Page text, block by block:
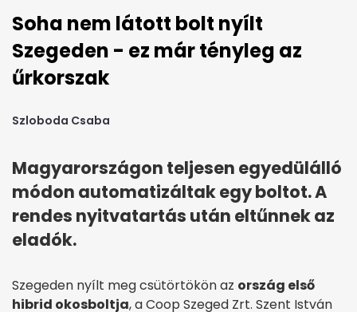
Soha nem látott bolt nyílt
Szegeden - ez már tényleg az
űrkorszak
Szloboda Csaba
Magyarországon teljesen egyedülálló
módon automatizáltak egy boltot. A
rendes nyitvatartás után eltűnnek az
eladók.
Szegeden nyílt meg csütörtökön az ország első
hibrid okosboltja, a Coop Szeged Zrt. Szent István